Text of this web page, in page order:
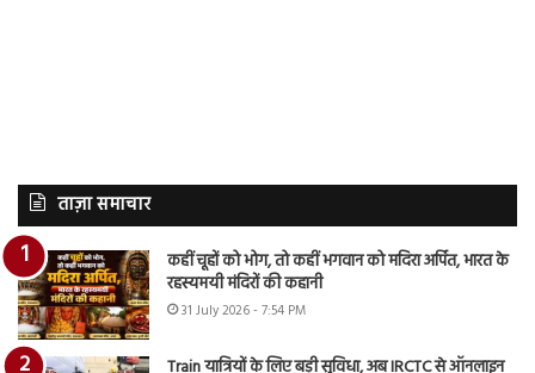
ताज़ा समाचार
कहीं चूहों को भोग, तो कहीं भगवान को मदिरा अर्पित, भारत के
रहस्यमयी मंदिरों की कहानी
31 July 2026 - 7:54 PM